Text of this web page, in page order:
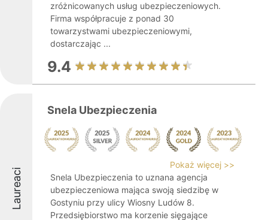
zróżnicowanych usług ubezpieczeniowych.
Firma współpracuje z ponad 30
towarzystwami ubezpieczeniowymi,
dostarczając ...
9.4
Laureaci
Snela Ubezpieczenia
Pokaż więcej >>
Snela Ubezpieczenia to uznana agencja
ubezpieczeniowa mająca swoją siedzibę w
Gostyniu przy ulicy Wiosny Ludów 8.
Przedsiębiorstwo ma korzenie sięgające